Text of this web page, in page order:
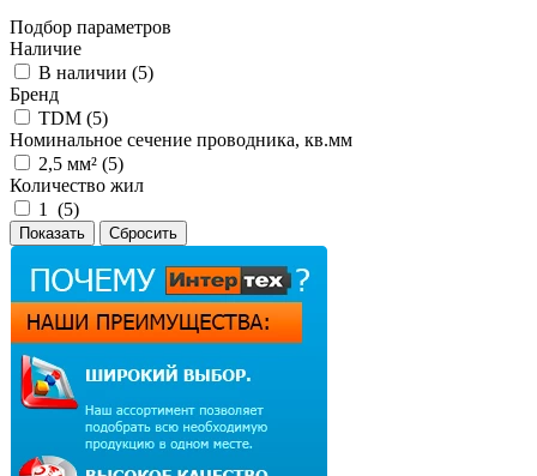
Подбор параметров
Наличие
В наличии (5)
Бренд
TDM (5)
Номинальное сечение проводника, кв.мм
2,5 мм² (5)
Количество жил
1 (5)